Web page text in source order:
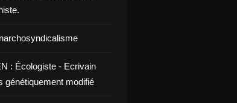
: Écologiste - Ecrivain
génétiquement modifié